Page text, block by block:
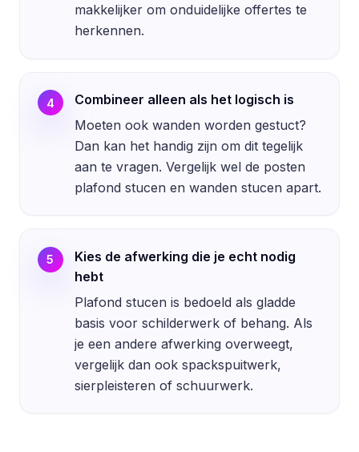
makkelijker om onduidelijke offertes te
herkennen.
4
Combineer alleen als het logisch is
Moeten ook wanden worden gestuct?
Dan kan het handig zijn om dit tegelijk
aan te vragen. Vergelijk wel de posten
plafond stucen en wanden stucen apart.
5
Kies de afwerking die je echt nodig
hebt
Plafond stucen is bedoeld als gladde
basis voor schilderwerk of behang. Als
je een andere afwerking overweegt,
vergelijk dan ook spackspuitwerk,
sierpleisteren of schuurwerk.